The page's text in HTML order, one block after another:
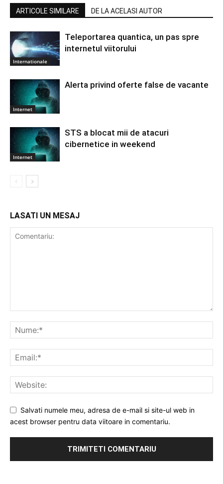
ARTICOLE SIMILARE DE LA ACELASI AUTOR
Internationale
Teleportarea quantica, un pas spre
internetul viitorului
Internet
Alerta privind oferte false de vacante
Internet
STS a blocat mii de atacuri
cibernetice in weekend
LASATI UN MESAJ
Salvati numele meu, adresa de e-mail si site-ul web in
acest browser pentru data viitoare in comentariu.